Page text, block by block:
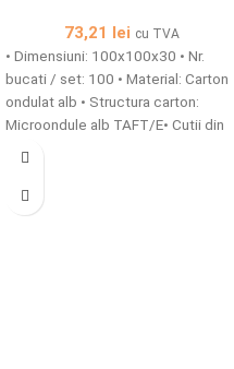
73,21 lei cu TVA
• Dimensiuni: 100x100x30 • Nr.
bucati / set: 100 • Material: Carton
ondulat alb • Structura carton:
Microondule alb TAFT/E• Cutii din
personalizate sunt solutia ideala